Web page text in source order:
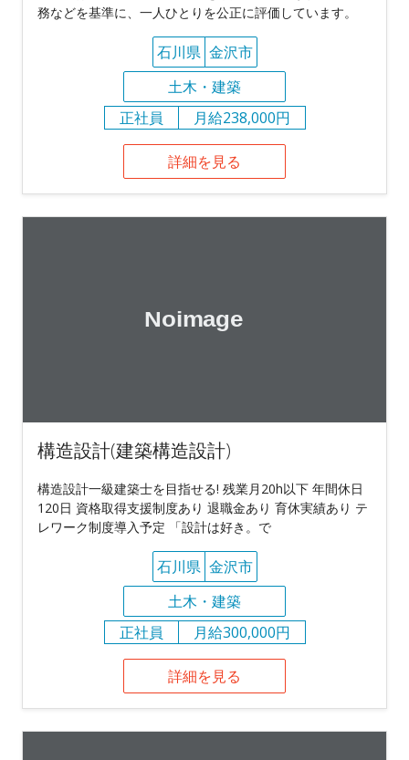
務などを基準に、一人ひとりを公正に評価しています。
石川県 金沢市
土木・建築
正社員
月給238,000円
詳細を見る
構造設計(建築構造設計)
構造設計一級建築士を目指せる! 残業月20h以下 年間休日
120日 資格取得支援制度あり 退職金あり 育休実績あり テ
レワーク制度導入予定 「設計は好き。で
石川県 金沢市
土木・建築
正社員
月給300,000円
詳細を見る